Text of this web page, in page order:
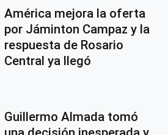
América mejora la oferta
por Jáminton Campaz y la
respuesta de Rosario
Central ya llegó
Guillermo Almada tomó